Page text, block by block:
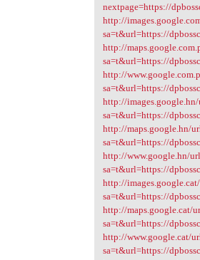
nextpage=https://
http://
sa=t&url=https://
http://
sa=t&url=https://
http://
sa=t&url=https://
http://
sa=t&url=https://
http://maps.google.hn/
sa=t&url=https://
http://www.google.hn/
sa=t&url=https://
http://
sa=t&url=https://
http://maps.google.cat/
sa=t&url=https://
http://www.google.cat/
sa=t&url=https://